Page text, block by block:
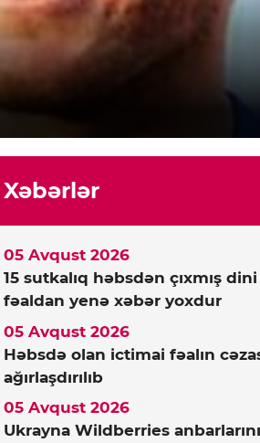
Xəbərlər
15 sutkalıq həbsdən çıxmış
fəaldan yenə xəbər yoxdur
05 Avqust 2026
Həbsdə olan ictimai fəalın
ağırlaşdırılıb
05 Avqust 2026
Ukrayna Wildberries
05 Avqust 2026